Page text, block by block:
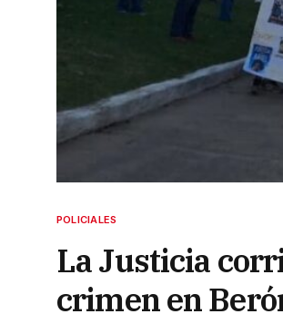
POLICIALES
La Justicia
crimen en